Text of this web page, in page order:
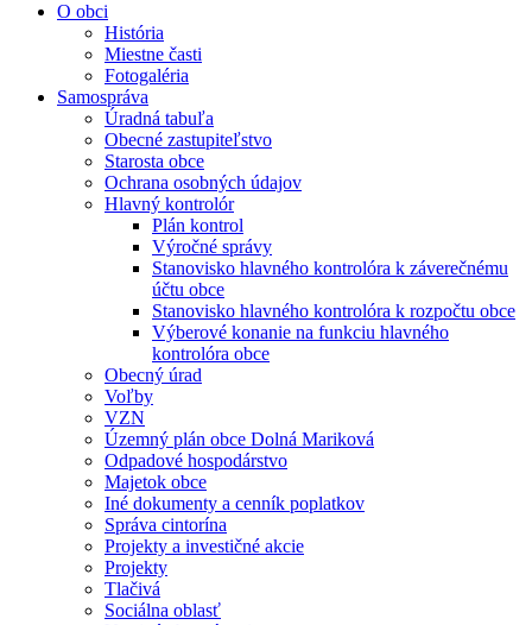
O obci
História
Miestne časti
Fotogaléria
Samospráva
Úradná tabuľa
Obecné zastupiteľstvo
Starosta obce
Ochrana osobných údajov
Hlavný kontrolór
Plán kontrol
Výročné správy
Stanovisko hlavného kontrolóra k záverečnému
účtu obce
Stanovisko hlavného kontrolóra k rozpočtu obce
Výberové konanie na funkciu hlavného
kontrolóra obce
Obecný úrad
Voľby
VZN
Územný plán obce Dolná Mariková
Odpadové hospodárstvo
Majetok obce
Iné dokumenty a cenník poplatkov
Správa cintorína
Projekty a investičné akcie
Projekty
Tlačivá
Sociálna oblasť